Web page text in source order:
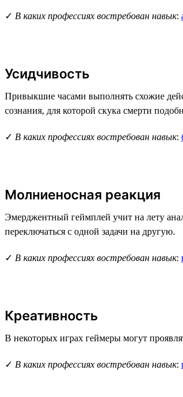
✓ В каких профессиях востребован навык:
Усидчивость
Привыкшие часами выполнять схожие
сознания, для которой скука смерти
✓ В каких профессиях востребован навык:
Молниеносная реакция
Эмерджентный геймплей учит на лету
переключаться с одной задачи на другую.
✓ В каких профессиях востребован навык:
Креативность
В некоторых играх геймеры могут
✓ В каких профессиях востребован навык: